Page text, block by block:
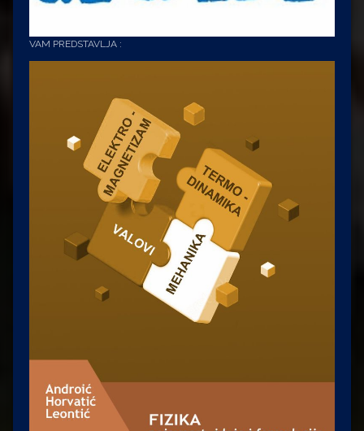
VAM PREDSTAVLJA :